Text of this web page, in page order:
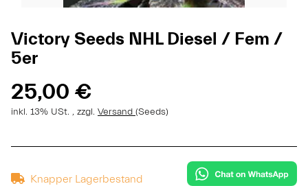
Victory Seeds NHL Diesel / Fem /
5er
25,00 €
inkl. 13% USt. , zzgl. Versand (Seeds)
Knapper Lagerbestand